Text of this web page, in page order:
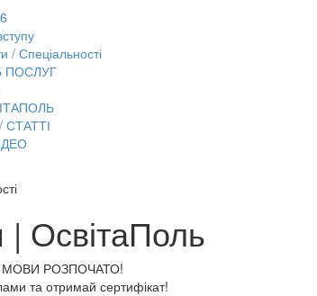
/ Спеціальності
ПОСЛУГ
| ОсвітаПоль
МОВИ РОЗПОЧАТО!
та отримай сертифікат!